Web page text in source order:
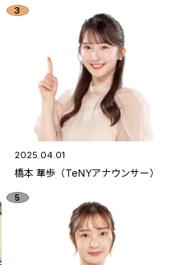
2025.04.01
橋本 華歩（TeNYアナウンサー）